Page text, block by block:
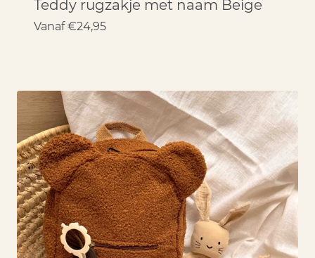
Teddy rugzakje met naam Beige
Vanaf €24,95